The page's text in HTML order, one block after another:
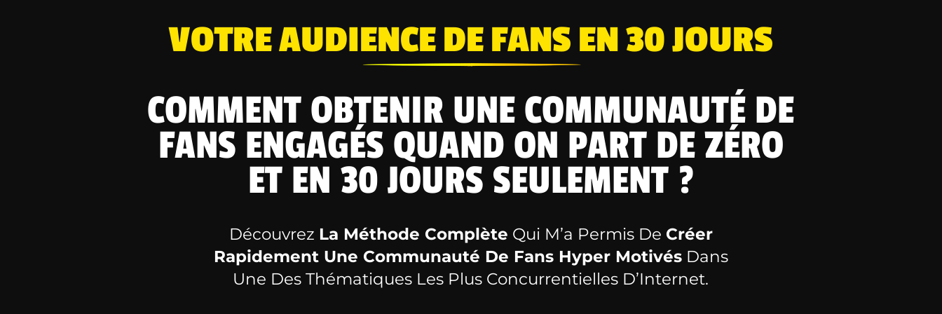
VOTRE AUDIENCE DE FANS EN 30 JOURS
COMMENT OBTENIR UNE COMMUNAUTÉ DE
FANS ENGAGÉS QUAND ON PART DE ZÉRO
ET EN 30 JOURS SEULEMENT ?
Découvrez La Méthode Complète Qui M’a Permis De Créer
Rapidement Une Communauté De Fans Hyper MotivésDans
Une Des Thématiques Les Plus Concurrentielles D’Internet.